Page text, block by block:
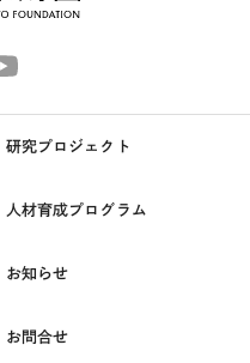
研究プロジェクト
人材育成プログラム
お知らせ
お問合せ